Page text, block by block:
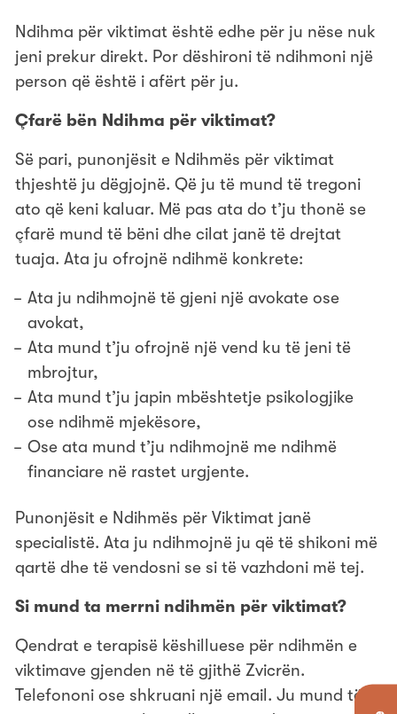
Ndihma për viktimat është edhe për ju nëse nuk
jeni prekur direkt. Por dëshironi të ndihmoni një
person që është i afërt për ju.
Çfarë bën Ndihma për viktimat?
Së pari, punonjësit e Ndihmës për viktimat
thjeshtë ju dëgjojnë. Që ju të mund të tregoni
ato që keni kaluar. Më pas ata do t’ju thonë se
çfarë mund të bëni dhe cilat janë të drejtat
tuaja. Ata ju ofrojnë ndihmë konkrete:
Ata ju ndihmojnë të gjeni një avokate ose
avokat,
Ata mund t’ju ofrojnë një vend ku të jeni të
mbrojtur,
Ata mund t’ju japin mbështetje psikologjike
ose ndihmë mjekësore,
Ose ata mund t’ju ndihmojnë me ndihmë
financiare në rastet urgjente.
Punonjësit e Ndihmës për Viktimat janë
specialistë. Ata ju ndihmojnë ju që të shikoni më
qartë dhe të vendosni se si të vazhdoni më tej.
Si mund ta merrni ndihmën për viktimat?
Qendrat e terapisë këshilluese për ndihmën e
viktimave gjenden në të gjithë Zvicrën.
Telefononi ose shkruani një email. Ju mund të